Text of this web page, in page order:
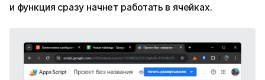
и функция сразу начнет работать в ячейках.